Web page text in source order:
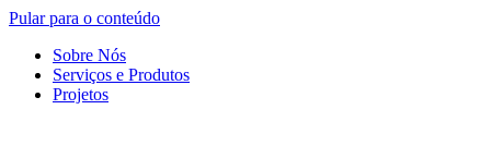
Pular para o conteúdo
Sobre Nós
Serviços e Produtos
Projetos